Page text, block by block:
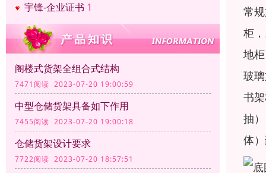
宇锋-企业证书 1
阁楼式货架全组合式结构
7471阅读 2023-07-20 19:00:59
中型仓储货架具备如下作用
7455阅读 2023-07-20 19:00:18
仓储货架设计要求
7722阅读 2023-07-20 18:57:51
常
柜
地
玻
书
抽
体